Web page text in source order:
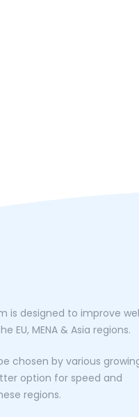
is designed to improve
EU, MENA & Asia regions.
chosen by various
option for speed and
regions.